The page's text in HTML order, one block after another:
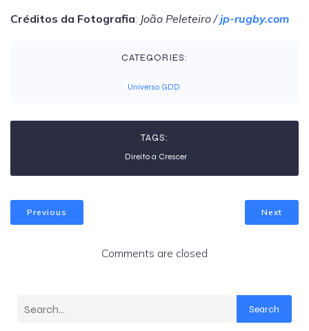
Créditos da Fotografia: João Peleteiro /jp-rugby.com
CATEGORIES:
Universo GDD
TAGS:
Direito a Crescer
Previous Next
Comments are closed
Search